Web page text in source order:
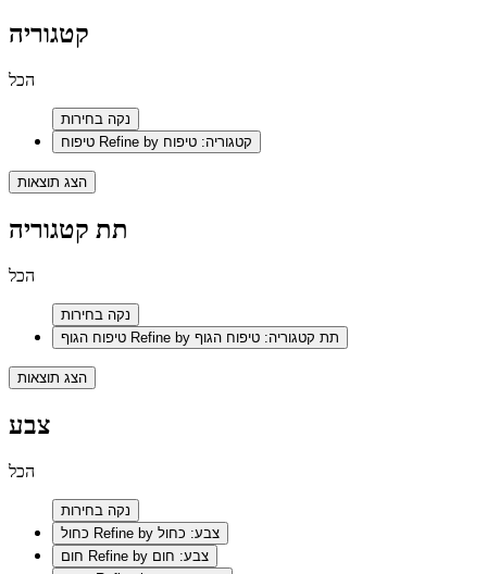
קטגוריה
הכל
נקה בחירות
Refine by קטגוריה: טיפוח
הצג תוצאות
תת קטגוריה
הכל
נקה בחירות
Refine by תת קטגוריה: טיפוח הגוף
הצג תוצאות
צבע
הכל
נקה בחירות
Refine by צבע: כחול
Refine by צבע: חום